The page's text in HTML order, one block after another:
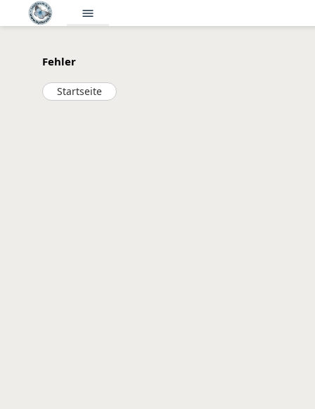
menu
Fehler
Startseite